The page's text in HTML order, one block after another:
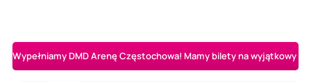
Wypełniamy DMD Arenę Częstochowa! Mamy bilety na wyjątkowy